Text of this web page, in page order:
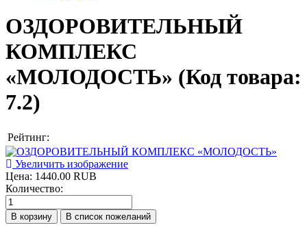
ОЗДОРОВИТЕЛЬНЫЙ
КОМПЛЕКС
«МОЛОДОСТЬ» (Код товара:
7.2)
Рейтинг:
Увеличить изображение
Цена: 1440.00 RUB
Количество: